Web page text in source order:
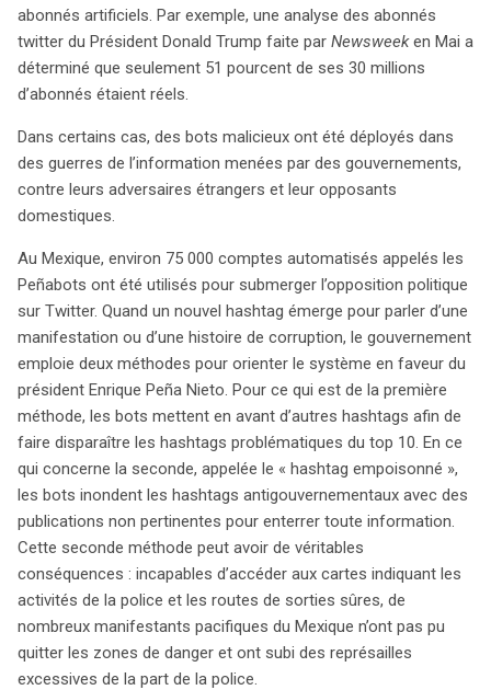
abonnés artificiels. Par exemple, une analyse des abonnés
twitter du Président Donald Trump faite par Newsweeken Mai a
déterminé que seulement 51 pourcent de ses 30 millions
d’abonnés étaient réels.
Dans certains cas, des bots malicieux ont été déployés dans
des guerres de l’information menées par des gouvernements,
contre leurs adversaires étrangers et leur opposants
domestiques.
Au Mexique, environ 75 000 comptes automatisés appelés les
Peñabots ont été utilisés pour submerger l’opposition politique
sur Twitter. Quand un nouvel hashtag émerge pour parler d’une
manifestation ou d’une histoire de corruption, le gouvernement
emploie deux méthodes pour orienter le système en faveur du
président Enrique Peña Nieto. Pour ce qui est de la première
méthode, les bots mettent en avant d’autres hashtags afin de
faire disparaître les hashtags problématiques du top 10. En ce
qui concerne la seconde, appelée le « hashtag empoisonné »,
les bots inondent les hashtags antigouvernementaux avec des
publications non pertinentes pour enterrer toute information.
Cette seconde méthode peut avoir de véritables
conséquences : incapables d’accéder aux cartes indiquant les
activités de la police et les routes de sorties sûres, de
nombreux manifestants pacifiques du Mexique n’ont pas pu
quitter les zones de danger et ont subi des représailles
excessives de la part de la police.